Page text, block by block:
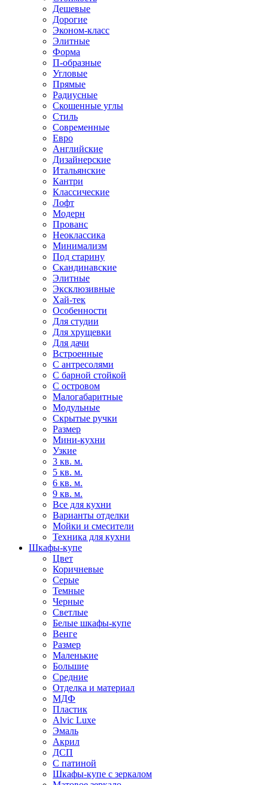
Дешевые
Дорогие
Эконом-класс
Элитные
Форма
П-образные
Угловые
Прямые
Радиусные
Скошенные углы
Стиль
Современные
Евро
Английские
Дизайнерские
Итальянские
Кантри
Классические
Лофт
Модерн
Прованс
Неоклассика
Минимализм
Под старину
Скандинавские
Элитные
Эксклюзивные
Хай-тек
Особенности
Для студии
Для хрущевки
Для дачи
Встроенные
С антресолями
С барной стойкой
С островом
Малогабаритные
Модульные
Скрытые ручки
Размер
Мини-кухни
Узкие
3 кв. м.
5 кв. м.
6 кв. м.
9 кв. м.
Все для кухни
Варианты отделки
Мойки и смесители
Техника для кухни
Шкафы-купе
Цвет
Коричневые
Серые
Темные
Черные
Светлые
Белые шкафы-купе
Венге
Размер
Маленькие
Большие
Средние
Отделка и материал
МДФ
Пластик
Alvic Luxe
Эмаль
Акрил
ДСП
С патиной
Шкафы-купе с зеркалом